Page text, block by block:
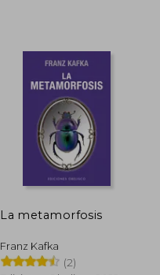
15%
dcto.
La metamorfosis
Franz Kafka
(2)